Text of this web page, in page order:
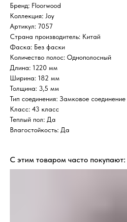
Бренд: Floorwood
Коллекция: Joy
Артикул: 7057
Страна производитель: Китай
Фаска: Без фаски
Количество полос: Однополосный
Длина: 1220 мм
Ширина: 182 мм
Толщина: 3,5 мм
Тип соединения: Замковое соединение
Класс: 43 класс
Теплый пол: Да
Влагостойкость: Да
С этим товаром часто покупают: